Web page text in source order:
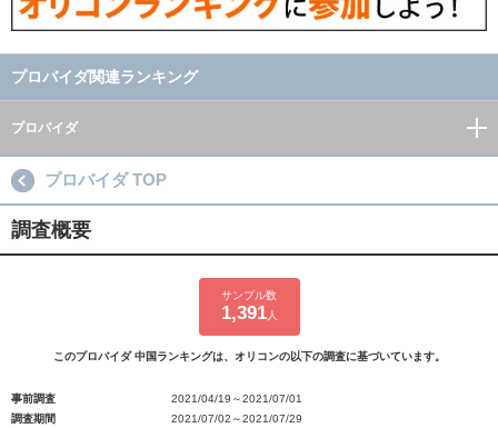
プロバイダ関連ランキング
プロバイダ
プロバイダ TOP
調査概要
サンプル数
1,391人
このプロバイダ 中国ランキングは、オリコンの以下の調査に基づいています。
事前調査
2021/04/19～2021/07/01
調査期間
2021/07/02～2021/07/29